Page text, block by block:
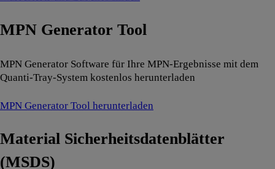
MPN Generator Tool
MPN Generator Software für Ihre MPN-Ergebnisse mit dem
Quanti-Tray-System kostenlos herunterladen
MPN Generator Tool herunterladen
Material Sicherheitsdatenblätter
(MSDS)